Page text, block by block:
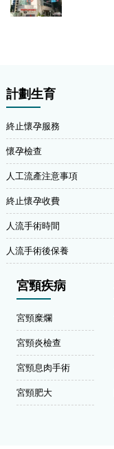
計劃生育
終止懷孕服務
懷孕檢查
人工流產注意事項
終止懷孕收費
人流手術時間
人流手術後保養
宮頸疾病
宮頸糜爛
宮頸炎檢查
宮頸息肉手術
宮頸肥大